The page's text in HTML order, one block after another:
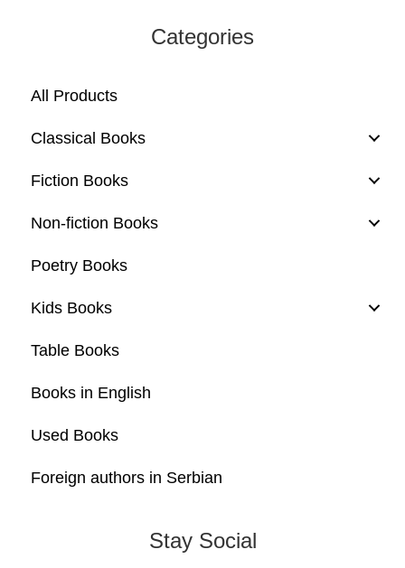
Categories
All Products
Classical Books
Fiction Books
Non-fiction Books
Poetry Books
Kids Books
Table Books
Books in English
Used Books
Foreign authors in Serbian
Stay Social